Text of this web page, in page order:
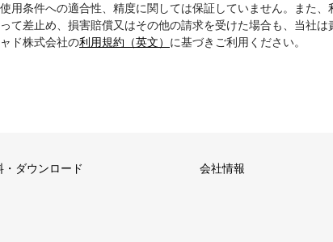
用条件への適合性、精度に関しては保証していません。また
て差止め、損害賠償又はその他の請求を受けた場合も、当社は
ド株式会社の利用規約（英文） に基づきご利用ください。
・ダウンロード 会社情報